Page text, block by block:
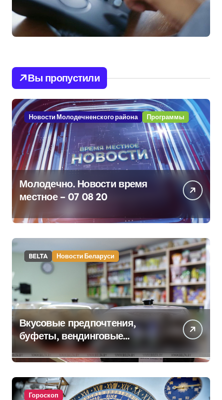
Вы пропустили
Новости Молодечненского района Программы
Молодечно. Новости время
местное – 07 08 20
BELTA Новости Беларуси
Вкусовые предпочтения,
буфеты, вендинговые
аппараты. Минобразования об
изменениях в школьном
питании
Гороскоп